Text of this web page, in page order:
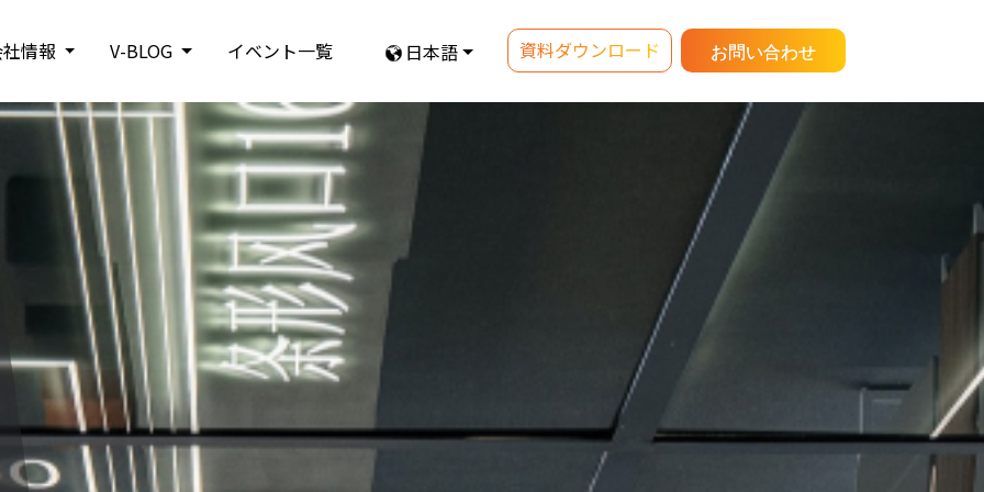
日本語
情報 V-BLOG イベント一覧 資料ダウンロード お問い合わせ